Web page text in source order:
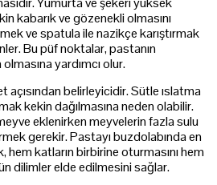
kabarık ve gözenekli olmasını
ve spatula ile nazikçe karıştırmak
Bu püf noktalar, pastanın
yardımcı olur.
açısından belirleyicidir. Sütle ıslatma
kekin dağılmasına neden olabilir.
eklenirken meyvelerin fazla sulu
gerekir. Pastayı buzdolabında en
katların birbirine oturmasını hem
dilimler elde edilmesini sağlar.